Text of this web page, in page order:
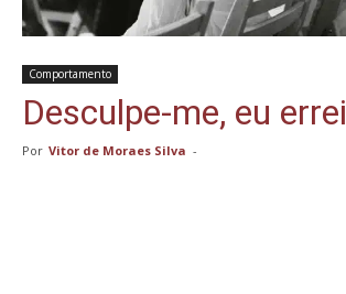
Comportamento
Desculpe-me, eu errei
Por Vitor de Moraes Silva -